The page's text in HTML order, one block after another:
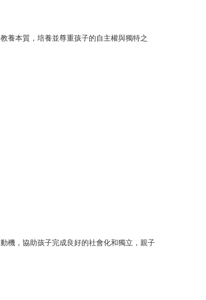
養本質，培養並尊重孩子的自主權與獨特之
機，協助孩子完成良好的社會化和獨立，親子